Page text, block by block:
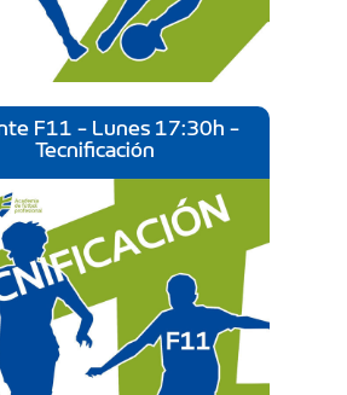
F11 - Lunes 17:30h -
Tecnificación